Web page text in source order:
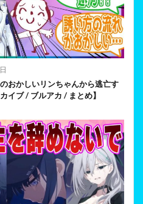
おかしいリンちゃんから逃亡す
イブ / ブルアカ / まとめ】